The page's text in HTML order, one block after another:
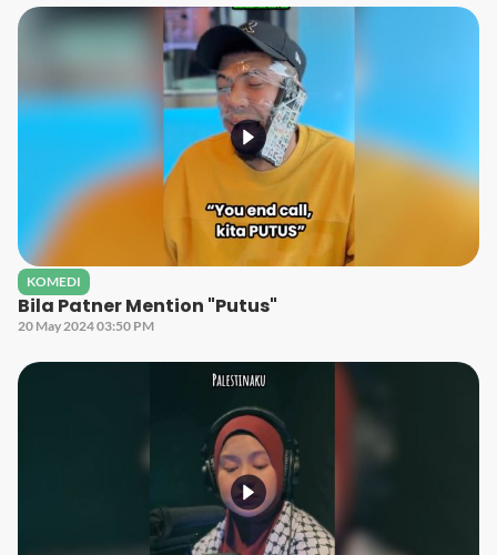
KOMEDI
Bila Patner Mention "Putus"
20 May 2024 03:50 PM